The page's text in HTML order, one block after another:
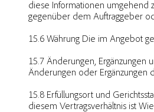
diese Informationen umgehend
gegenüber dem Auftraggeber
15.6 Währung Die im Angebot
15.7 Änderungen,
Änderungen oder Ergänzungen
15.8 Erfüllungsort und
diesem Vertragsverhältnis ist